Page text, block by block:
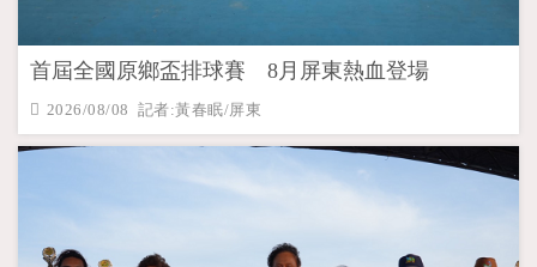
首屆全國原鄉盃排球賽 8月屏東熱血登場
2026/08/08 記者:黃春眠/屏東